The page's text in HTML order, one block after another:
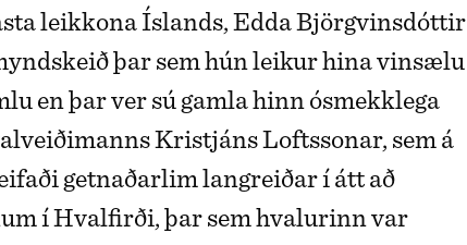
leikkona Íslands, Edda Björgvinsdóttir
þar sem hún leikur hina vinsælu
en þar ver sú gamla hinn ósmekklega
Kristjáns Loftssonar, sem á
getnaðarlim langreiðar í átt að
í Hvalfirði, þar sem hvalurinn var